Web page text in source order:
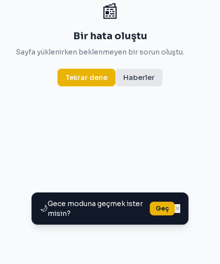
🌙Gece moduna geçmek ister
misin?
Geç ×
📰
Bir hata oluştu
Sayfa yüklenirken beklenmeyen bir sorun oluştu.
Tekrar dene Haberler